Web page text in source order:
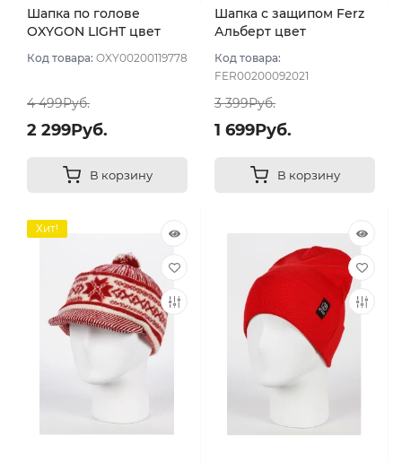
Шапка по голове
OXYGON LIGHT цвет
Код товара: OXY00200119778
4 499Руб.
2 299Руб.
В корзину
Шапка с защипом Ferz
Альберт цвет
Код товара:
FER00200092021
3 399Руб.
1 699Руб.
В корзину
Хит!